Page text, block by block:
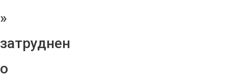
»
затруднен
о